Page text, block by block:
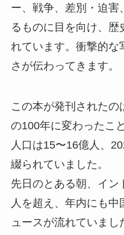
ー、戦争、差別・迫害
るものに目を向け、歴
れています。衝撃的な
さが伝わってきます。
この本が発刊されたの
の100年に変わったこ
人口は15〜16億人、
綴られていました。
先日のとある朝、イン
人を超え、年内にも
ュースが流れていま